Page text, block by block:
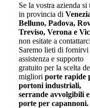
Se la vostra azienda si
in provincia di
Belluno, Padova,
Treviso, Verona e
non esitate a
Saremo lieti di fornirvi
assistenza e supporto
gratuito per la scelta
migliori porte rapide
portoni industriali,
serrande avvolgibili e
porte per capannoni.